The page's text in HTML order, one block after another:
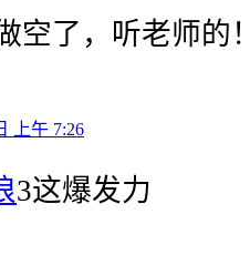
空了，听老师的
上午 7:26
3这爆发力